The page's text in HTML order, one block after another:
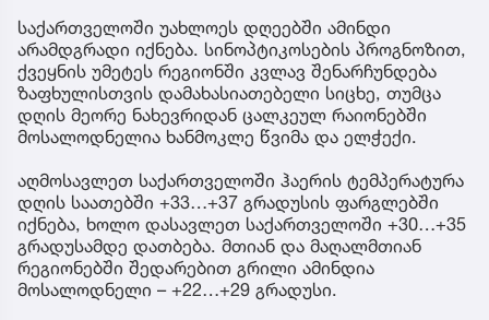
საქართველოში უახლოეს დღეებში ამინდი
არამდგრადი იქნება. სინოპტიკოსების პროგნოზით,
ქვეყნის უმეტეს რეგიონში კვლავ შენარჩუნდება
ზაფხულისთვის დამახასიათებელი სიცხე, თუმცა
დღის მეორე ნახევრიდან ცალკეულ რაიონებში
მოსალოდნელია ხანმოკლე წვიმა და ელჭექი.
აღმოსავლეთ საქართველოში ჰაერის ტემპერატურა
დღის საათებში +33…+37 გრადუსის ფარგლებში
იქნება, ხოლო დასავლეთ საქართველოში +30…+35
გრადუსამდე დათბება. მთიან და მაღალმთიან
რეგიონებში შედარებით გრილი ამინდია
მოსალოდნელი – +22…+29 გრადუსი.